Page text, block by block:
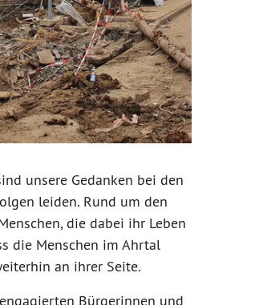
unsere Gedanken bei den
leiden. Rund um den
die dabei ihr Leben
die Menschen im Ahrtal
an ihrer Seite.
Bürgerinnen und